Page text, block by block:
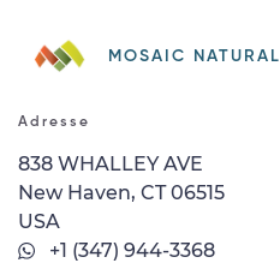
MOSAIC NATURAL
Adresse
838 WHALLEY AVE
New Haven, CT 06515
USA
+1 (347) 944-3368